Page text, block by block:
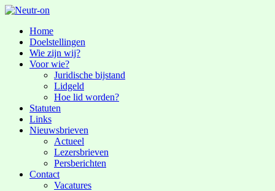
Home
Doelstellingen
Wie zijn wij?
Voor wie?
Juridische bijstand
Lidgeld
Hoe lid worden?
Statuten
Links
Nieuwsbrieven
Actueel
Lezersbrieven
Persberichten
Contact
Vacatures